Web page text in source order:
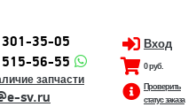
35-05
56-55
запчасти
sv.ru
Вход
0 руб.
Проверить
статус заказа